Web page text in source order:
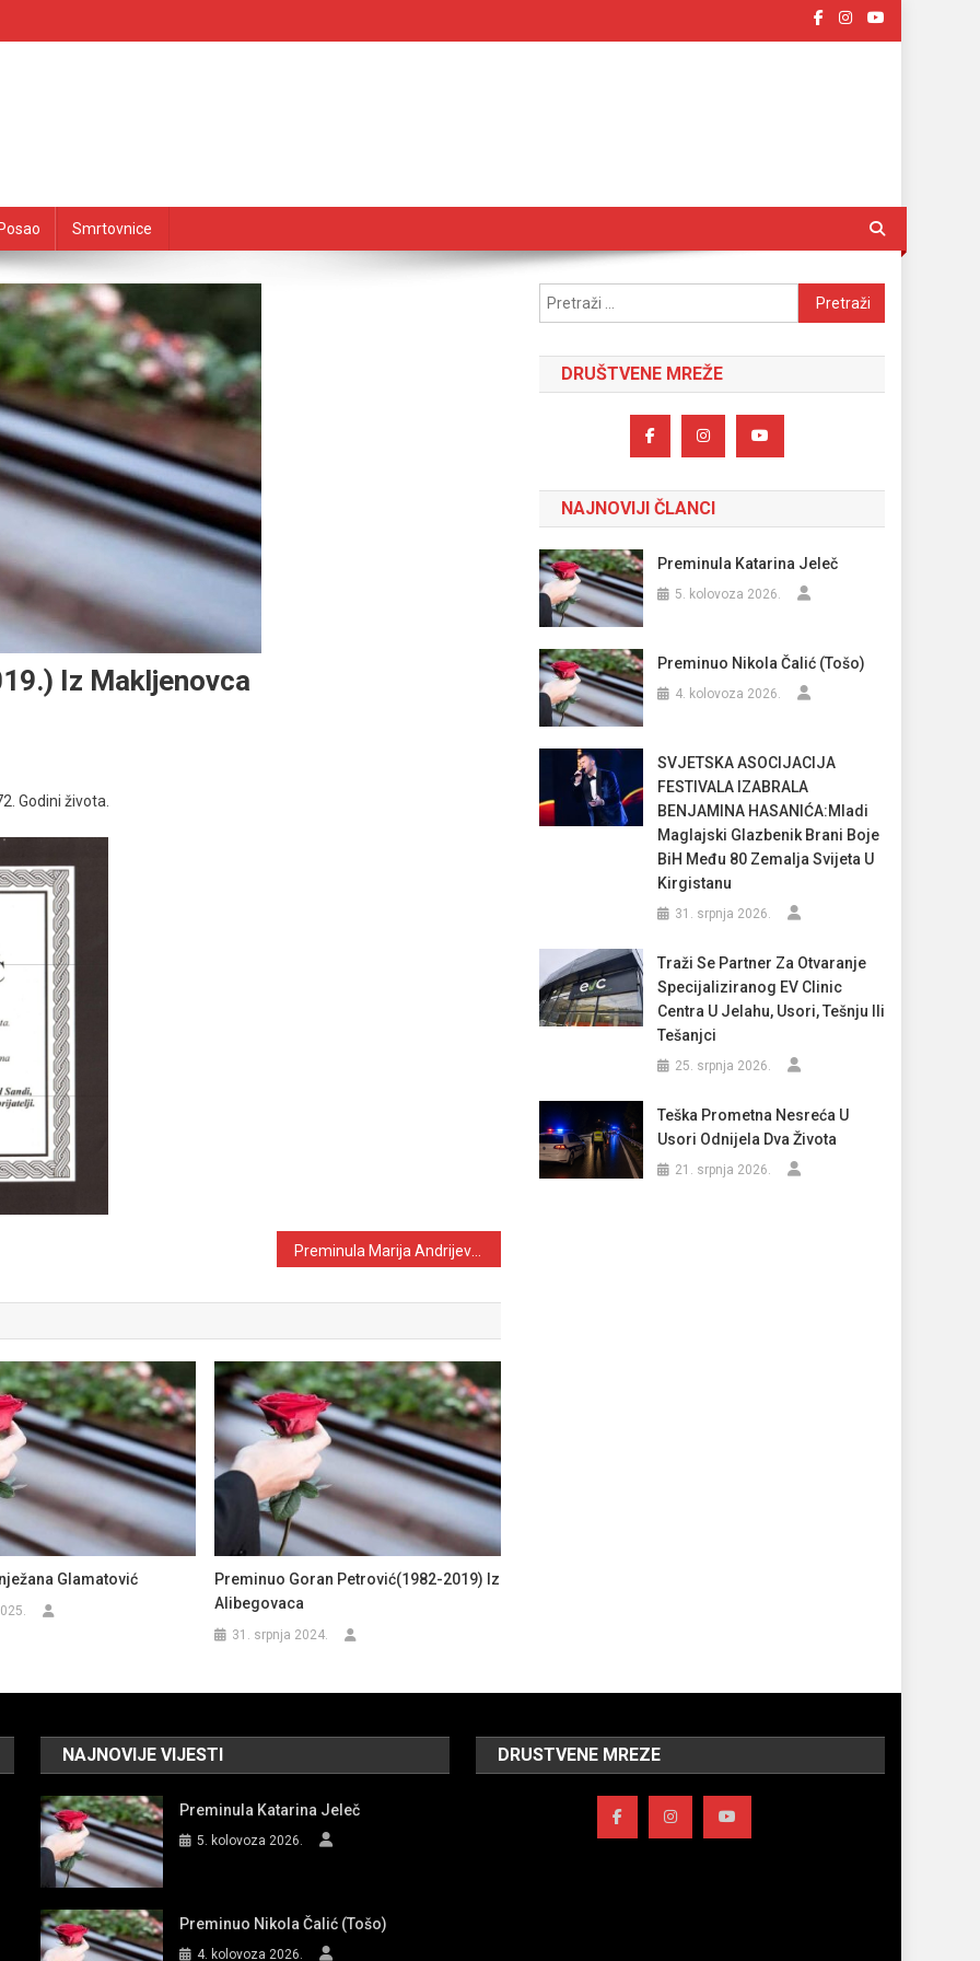
Posao Smrtovnice
Iz Makljenovca
Godini života.
Glamatović
Preminuo Goran Petrović(1982-2019) Iz
Alibegovaca
31. srpnja 2024.
Pretraži:
DRUŠTVENE MREŽE
NAJNOVIJI ČLANCI
Preminula Katarina Jeleč
5. kolovoza 2026.
Preminuo Nikola Čalić (Tošo)
4. kolovoza 2026.
SVJETSKA ASOCIJACIJA
FESTIVALA IZABRALA
BENJAMINA HASANIĆA:Mladi
Maglajski Glazbenik Brani Boje
BiH Među 80 Zemalja Svijeta U
Kirgistanu
31. srpnja 2026.
Traži Se Partner Za Otvaranje
Specijaliziranog EV Clinic
Centra U Jelahu, Usori, Tešnju Ili
Tešanjci
25. srpnja 2026.
Teška Prometna Nesreća U
Usori Odnijela Dva Života
21. srpnja 2026.
NAJNOVIJE VIJESTI
Preminula Katarina Jeleč
5. kolovoza 2026.
Preminuo Nikola Čalić (Tošo)
4. kolovoza 2026.
DRUSTVENE MREZE